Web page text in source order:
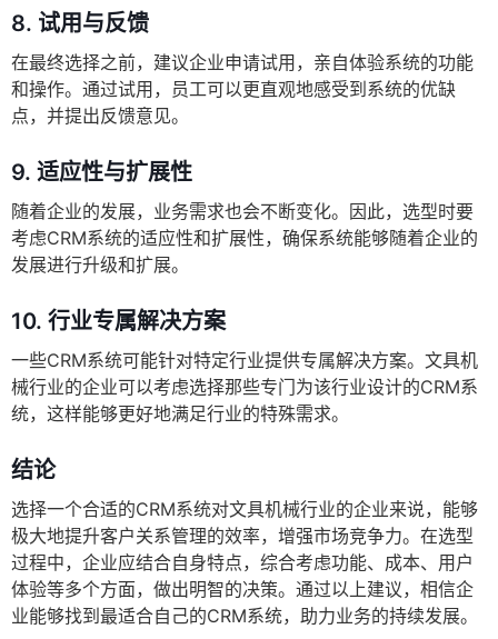
8. 试用与反馈
在最终选择之前，建议企业申请试用，亲自体验系统的功能
和操作。通过试用，员工可以更直观地感受到系统的优缺
点，并提出反馈意见。
9. 适应性与扩展性
随着企业的发展，业务需求也会不断变化。因此，选型时要
考虑CRM系统的适应性和扩展性，确保系统能够随着企业的
发展进行升级和扩展。
10. 行业专属解决方案
一些CRM系统可能针对特定行业提供专属解决方案。文具机
械行业的企业可以考虑选择那些专门为该行业设计的CRM系
统，这样能够更好地满足行业的特殊需求。
结论
选择一个合适的CRM系统对文具机械行业的企业来说，能够
极大地提升客户关系管理的效率，增强市场竞争力。在选型
过程中，企业应结合自身特点，综合考虑功能、成本、用户
体验等多个方面，做出明智的决策。通过以上建议，相信企
业能够找到最适合自己的CRM系统，助力业务的持续发展。